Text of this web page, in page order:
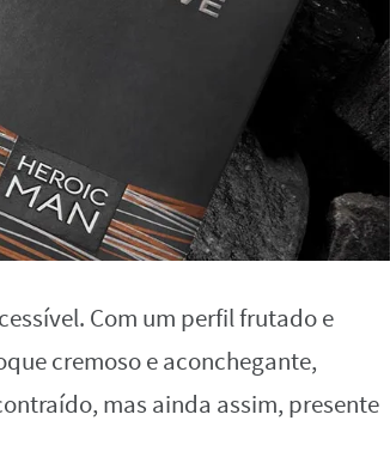
Com um perfil frutado e
cremoso e aconchegante,
mas ainda assim, presente